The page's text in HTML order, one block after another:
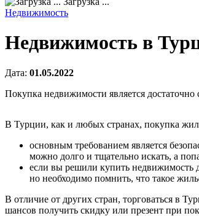
Недвижимость
Недвижимость в
Дата: 01.05.2022
Покупка недвижимости является
В Турции, как и любых странах, покупка
основным требованием является
можно долго и тщательно искать, а
если вы решили купить недвижимость
но необходимо помнить, что такое
В отличие от других стран, торговаться в
шансов получить скидку или презент при